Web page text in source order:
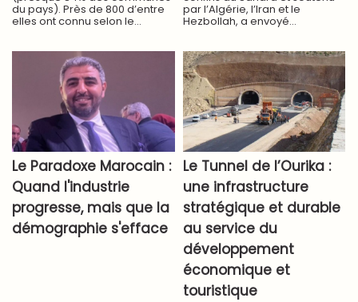
du pays). Près de 800 d’entre
elles ont connu selon le...
par l’Algérie, l’Iran et le
Hezbollah, a envoyé...
Le Paradoxe Marocain :
Quand l'industrie
progresse, mais que la
démographie s'efface
Le Tunnel de l’Ourika :
une infrastructure
stratégique et durable
au service du
développement
économique et
touristique